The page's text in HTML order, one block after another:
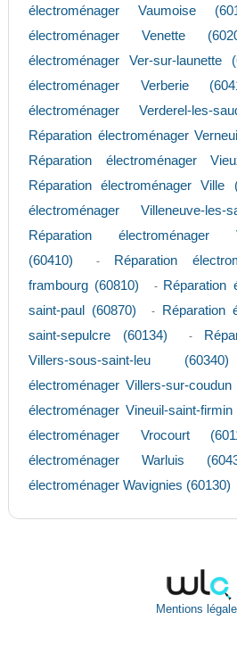
électroménager Vaumoise
électroménager Venette
électroménager Ver-sur-launette
électroménager Verberie
électroménager Verderel-les-
Réparation électroménager
Réparation électroménager
Réparation électroménager Ville
électroménager Villeneuve-les-
Réparation électroménager
(60410)
-
Réparation
frambourg (60810)
- Réparation
saint-paul (60870)
-
Réparation
saint-sepulcre (60134)
-
Villers-sous-saint-leu (60340)
électroménager Villers-sur-coudun
électroménager Vineuil-saint-firmin
électroménager Vrocourt
électroménager Warluis
électroménager Wavignies (60130)
Mentions